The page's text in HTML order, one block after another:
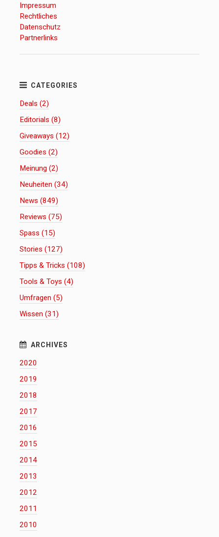
Impressum
Rechtliches
Datenschutz
Partnerlinks
Deals (2)
Editorials (8)
Giveaways (12)
Goodies (2)
Meinung (2)
Neuheiten (34)
News (849)
Reviews (75)
Spass (15)
Stories (127)
Tipps & Tricks (108)
Tools & Toys (4)
Umfragen (5)
Wissen (31)
2020
2019
2018
2017
2016
2015
2014
2013
2012
2011
2010